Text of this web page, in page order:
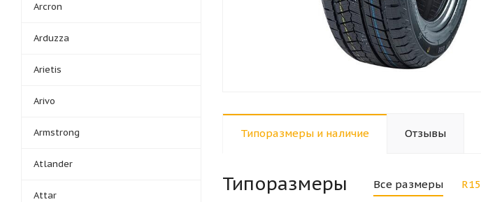
Типоразмеры и наличие Отзывы
Типоразмеры Все размеры R15
Arcron
Arduzza
Arietis
Arivo
Armstrong
Atlander
Attar